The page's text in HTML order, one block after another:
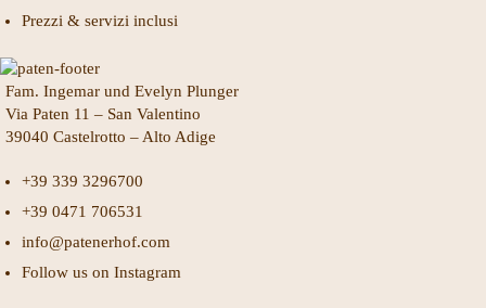
Prezzi & servizi inclusi
Fam. Ingemar und Evelyn Plunger
Via Paten 11 – San Valentino
39040 Castelrotto – Alto Adige
+39 339 3296700
+39 0471 706531
info@patenerhof.com
Follow us on Instagram